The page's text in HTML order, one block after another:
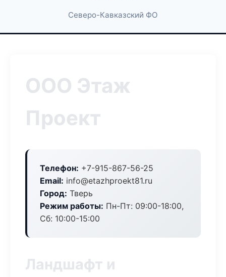
Северо-Кавказский ФО
ООО Этаж
Проект
Телефон: +7-915-867-56-25
Email: info@etazhproekt81.ru
Город: Тверь
Режим работы: Пн-Пт: 09:00-18:00,
Сб: 10:00-15:00
Ландшафт и